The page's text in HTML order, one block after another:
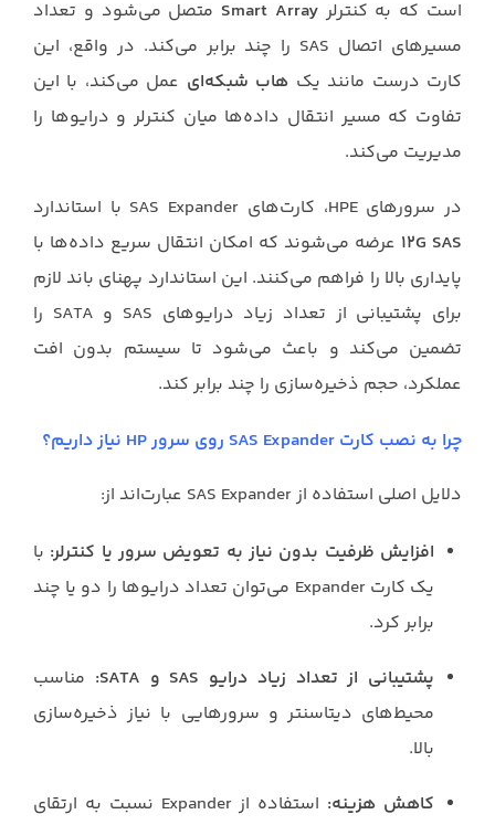
است که به کنترلرSmart Arrayمتصل می‌شود و تعداد
مسیرهای اتصال SAS را چند برابر می‌کند. در واقع، این
کارت درست مانند یک هاب شبکه‌ای عمل می‌کند، با این
تفاوت که مسیر انتقال داده‌ها میان کنترلر و درایوها را
مدیریت می‌کند.
در سرورهای HPE، کارت‌های SAS Expander با استاندارد
۱۲G SAS عرضه می‌شوند که امکان انتقال سریع داده‌ها با
پایداری بالا را فراهم می‌کنند. این استاندارد پهنای باند لازم
برای پشتیبانی از تعداد زیاد درایوهای SAS و SATA را
تضمین می‌کند و باعث می‌شود تا سیستم بدون افت
عملکرد، حجم ذخیره‌سازی را چند برابر کند.
چرا به نصب کارت SAS Expander روی سرور HP نیاز داریم؟
دلایل اصلی استفاده از SAS Expander عبارت‌اند از:
افزایش ظرفیت بدون نیاز به تعویض سرور یا کنترلر: با
یک کارت Expander می‌توان تعداد درایوها را دو یا چند
برابر کرد.
پشتیبانی از تعداد زیاد درایو SAS و SATA:
مناسب
محیط‌های دیتاسنتر و سرورهایی با نیاز ذخیره‌سازی
بالا.
کاهش هزینه:
استفاده از Expander نسبت به ارتقای